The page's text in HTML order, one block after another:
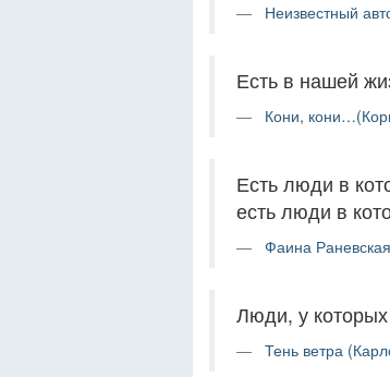
Неизвестный
Есть в нашей
Кони,
Есть люди в
есть люди в
Фаина
Люди, у
Тень ветра